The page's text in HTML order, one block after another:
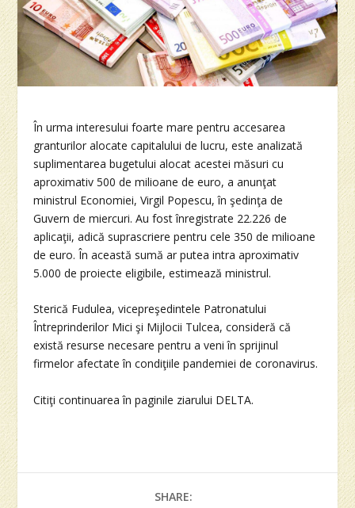
În urma interesului foarte mare pentru accesarea
granturilor alocate capitalului de lucru, este analizată
suplimentarea bugetului alocat acestei măsuri cu
aproximativ 500 de milioane de euro, a anunţat
ministrul Economiei, Virgil Popescu, în şedinţa de
Guvern de miercuri. Au fost înregistrate 22.226 de
aplicaţii, adică suprascriere pentru cele 350 de milioane
de euro. În această sumă ar putea intra aproximativ
5.000 de proiecte eligibile, estimează ministrul.
Sterică Fudulea, vicepreşedintele Patronatului
Întreprinderilor Mici şi Mijlocii Tulcea, consideră că
există resurse necesare pentru a veni în sprijinul
firmelor afectate în condiţiile pandemiei de coronavirus.
Citiţi continuarea în paginile ziarului DELTA.
SHARE: